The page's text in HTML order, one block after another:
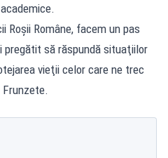
Roşii Române, facem un pas
să răspundă situaţiilor
vieţii celor care ne trec
Frunzete.